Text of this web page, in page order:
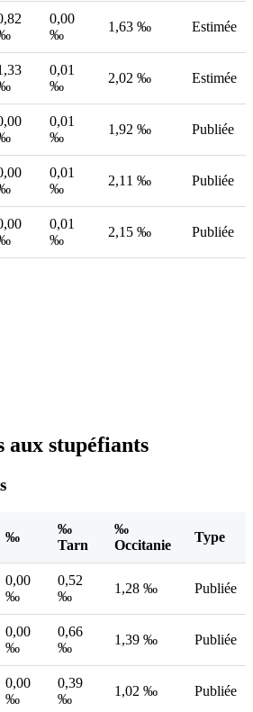
0,00
‰
1,63 ‰ Estimée
0,01
‰
2,02 ‰ Estimée
0,01
‰
1,92 ‰ Publiée
0,01
‰
2,11 ‰ Publiée
0,01
‰
2,15 ‰ Publiée
aux stupéfiants
‰
‰
Tarn
‰
Occitanie
Type
0,00
‰
0,52
‰
1,28 ‰ Publiée
0,00
‰
0,66
‰
1,39 ‰ Publiée
0,00
‰
0,39
‰
1,02 ‰ Publiée